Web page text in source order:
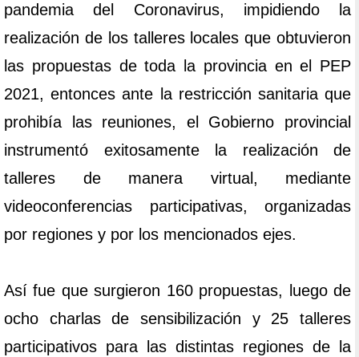
pandemia del Coronavirus, impidiendo la
realización de los talleres locales que obtuvieron
las propuestas de toda la provincia en el PEP
2021, entonces ante la restricción sanitaria que
prohibía las reuniones, el Gobierno provincial
instrumentó exitosamente la realización de
talleres de manera virtual, mediante
videoconferencias participativas, organizadas
por regiones y por los mencionados ejes.
Así fue que surgieron 160 propuestas, luego de
ocho charlas de sensibilización y 25 talleres
participativos para las distintas regiones de la